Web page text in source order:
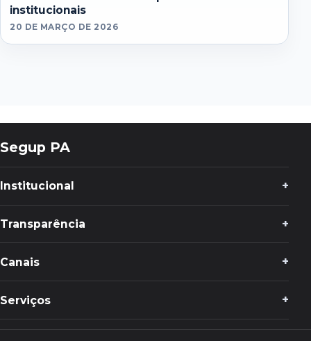
institucionais
20 DE MARÇO DE 2026
Segup PA
Institucional
Transparência
Canais
Serviços